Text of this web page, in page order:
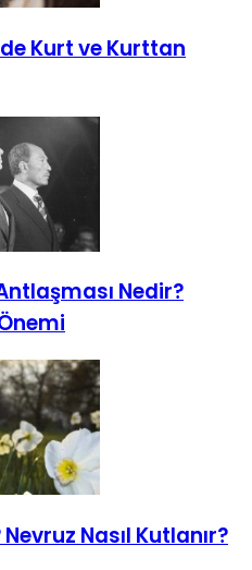
Kurt ve Kurttan
Nedir?
Nasıl Kutlanır?